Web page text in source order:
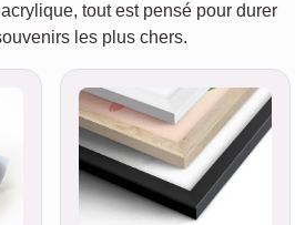
tout est pensé pour durer
les plus chers.